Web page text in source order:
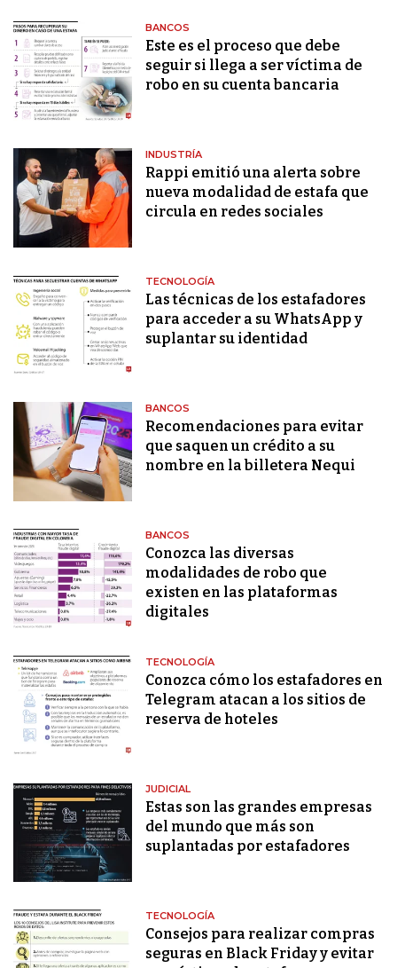
BANCOS
Este es el proceso que debe
seguir si llega a ser víctima de
robo en su cuenta bancaria
INDUSTRÍA
Rappi emitió una alerta sobre
nueva modalidad de estafa que
circula en redes sociales
TECNOLOGÍA
Las técnicas de los estafadores
para acceder a su WhatsApp y
suplantar su identidad
BANCOS
Recomendaciones para evitar
que saquen un crédito a su
nombre en la billetera Nequi
BANCOS
Conozca las diversas
modalidades de robo que
existen en las plataformas
digitales
TECNOLOGÍA
Conozca cómo los estafadores en
Telegram atacan a los sitios de
reserva de hoteles
JUDICIAL
Estas son las grandes empresas
del mundo que más son
suplantadas por estafadores
TECNOLOGÍA
Consejos para realizar compras
seguras en Black Friday y evitar